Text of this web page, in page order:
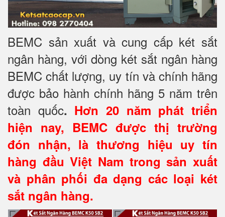
BEMC sản xuất và cung cấp két sắt
ngân hàng, với dòng két sắt ngân hàng
BEMC chất lượng, uy tín và chính hãng
được bảo hành chính hãng 5 năm trên
toàn quốc. Hơn 20 năm phát triển
hiện nay, BEMC được thị trường
đón nhận, là thương hiệu uy tín
hàng đầu Việt Nam trong sản xuất
và phân phối đa dạng các loại két
sắt ngân hàng.